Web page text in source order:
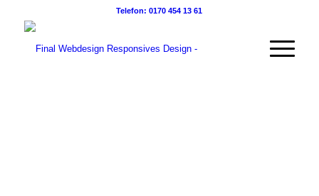
Telefon: 0170 454 13 61